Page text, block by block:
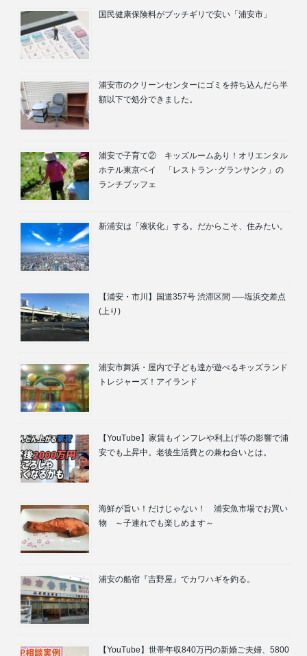
国民健康保険料がブッチギリで安い「浦安市」
浦安市のクリーンセンターにゴミを持ち込んだら半
額以下で処分できました。
浦安で子育て② キッズルームあり！オリエンタル
ホテル東京ベイ 「レストラン･グランサンク」の
ランチブッフェ
新浦安は「液状化」する。だからこそ、住みたい。
【浦安・市川】国道357号 渋滞区間 ──塩浜交差点
(上り)
浦安市舞浜・屋内で子ども達が遊べるキッズランド
トレジャーズ！アイランド
【YouTube】家賃もインフレや利上げ等の影響で浦
安でも上昇中。老後生活費との兼ね合いとは。
海鮮が旨い！だけじゃない！ 浦安魚市場でお買い
物 ～子連れでも楽しめます～
浦安の船宿『吉野屋』でカワハギを釣る。
【YouTube】世帯年収840万円の新婚ご夫婦、5800